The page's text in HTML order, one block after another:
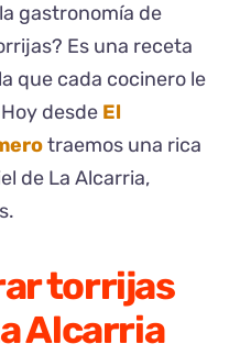
gastronomía de
Es una receta
que cada cocinero le
desde El
traemos una rica
de La Alcarria,
torrijas
Alcarria